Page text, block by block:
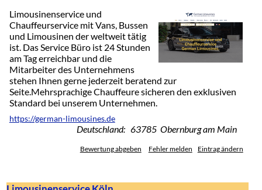
Limousinenservice und
Chauffeurservice mit Vans, Bussen
und Limousinen der weltweit tätig
ist. Das Service Büro ist 24 Stunden
am Tag erreichbar und die
Mitarbeiter des Unternehmens
stehen Ihnen gerne jederzeit beratend zur
Seite.Mehrsprachige Chauffeure sicheren den exklusiven
Standard bei unserem Unternehmen.
https://german-limousines.de
Deutschland: 63785 Obernburg am Main
Bewertung abgeben Fehler melden Eintrag ändern